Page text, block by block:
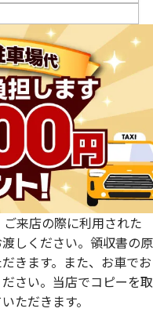
来店の際に利用された
しください。領収書の原
きます。また、お車でお
さい。当店でコピーを取
ただきます。